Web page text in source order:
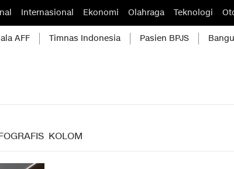
Internasional Ekonomi Olahraga Teknologi
AFF Timnas Indonesia Pasien BPJS
KOLOM